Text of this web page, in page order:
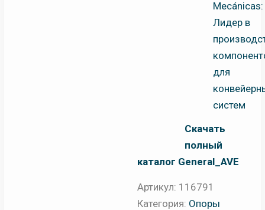
Mecánicas:
Лидер в
для
систем
Скачать
полный
каталог General_AVE
Артикул: 116791
Категория: Опоры